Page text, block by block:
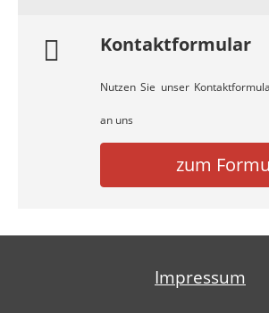
Kontaktformular
Nutzen Sie unser
an uns
zum
Impressum